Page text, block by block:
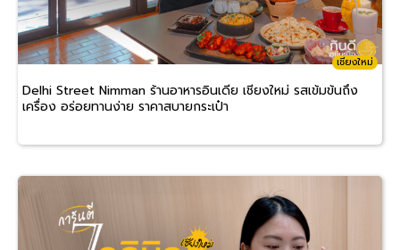
เชียงใหม่
Delhi Street Nimman ร้านอาหารอินเดีย เชียงใหม่ รสเข้มข้นถึง
เครื่อง อร่อยทานง่าย ราคาสบายกระเป๋า